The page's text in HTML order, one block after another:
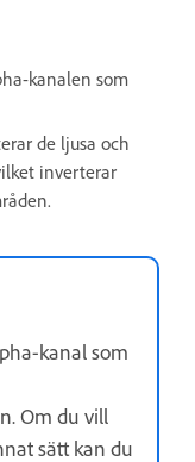
kanalen som
de ljusa och
inverterar
kanal som
Om du vill
sätt kan du